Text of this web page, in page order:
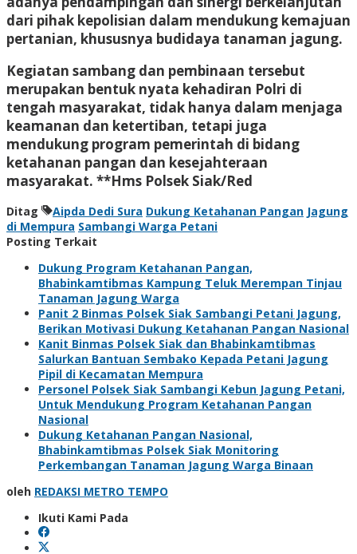
dari pihak kepolisian dalam mendukung kemajuan
pertanian, khususnya budidaya tanaman jagung.
Kegiatan sambang dan pembinaan tersebut
merupakan bentuk nyata kehadiran Polri di
tengah masyarakat, tidak hanya dalam menjaga
keamanan dan ketertiban, tetapi juga
mendukung program pemerintah di bidang
ketahanan pangan dan kesejahteraan
masyarakat. **Hms Polsek Siak/Red
Ditag Aipda Dedi Sura Dukung Ketahanan Pangan Jagung
di Mempura Sambangi Warga Petani
Posting Terkait
Dukung Program Ketahanan Pangan,
Bhabinkamtibmas Kampung Teluk Merempan Tinjau
Tanaman Jagung Warga
Panit 2 Binmas Polsek Siak Sambangi Petani Jagung,
Berikan Motivasi Dukung Ketahanan Pangan Nasional
Kanit Binmas Polsek Siak dan Bhabinkamtibmas
Salurkan Bantuan Sembako Kepada Petani Jagung
Pipil di Kecamatan Mempura
Personel Polsek Siak Sambangi Kebun Jagung Petani,
Untuk Mendukung Program Ketahanan Pangan
Nasional
Dukung Ketahanan Pangan Nasional,
Bhabinkamtibmas Polsek Siak Monitoring
Perkembangan Tanaman Jagung Warga Binaan
oleh REDAKSI METRO TEMPO
Ikuti Kami Pada